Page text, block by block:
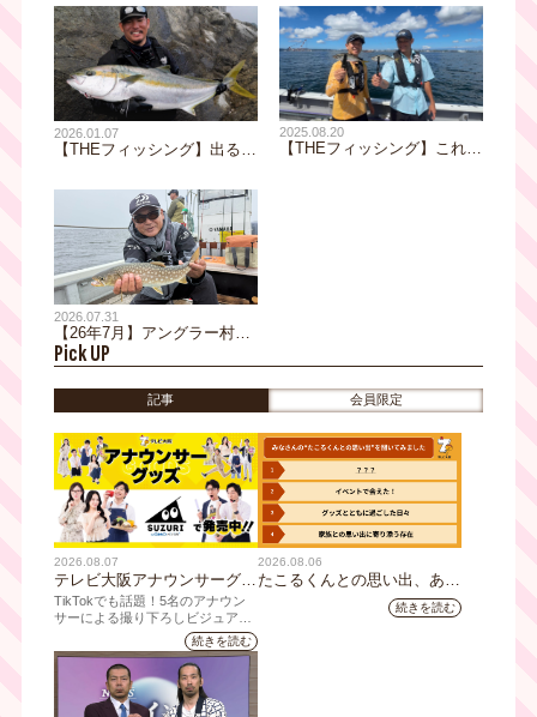
2026.01.07
【THEフィッシング】出るか
1月10日(土)放送
2025.08.20
【THEフィッシング】これぞ
2026.07.31
【26年7月】アングラー村越
正海月イチ恒例コラム
Pick UP
記事 会員限定
2026.08.07
テレビ大阪アナウンサーグッ
ズの新商品 8月8日(土)に発
売！ テーマは「個性全開」5
人それぞれの"らしさ"を詰め
込んだアイテムが登場
TikTokでも話題！5名のアナウン
サーによる撮り下ろしビジュアル
を使用した新グッズを発売続きを読む
2026.08.06
たこるくんとの思い出、あり
ますか？会員のみなさんに聞
続きを読む